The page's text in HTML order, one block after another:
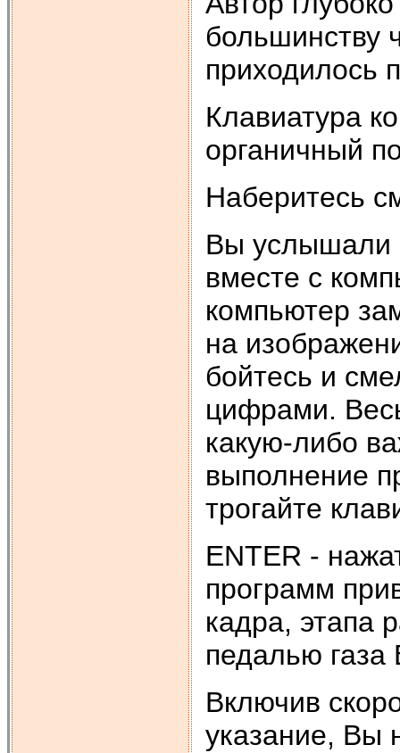
большинству
приходилось
Клавиатура
органичный
Наберитесь
Вы услышали
вместе с
компьютер
на
бойтесь и
цифрами.
какую-либо
выполнение
трогайте
ENTER -
программ
кадра, этапа
педалью
Включив
указание, Вы